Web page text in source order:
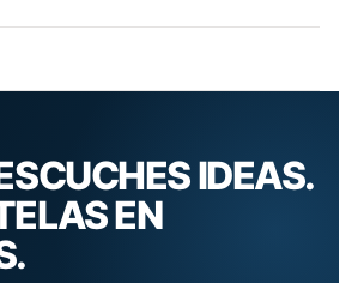
IDEAS.
EN